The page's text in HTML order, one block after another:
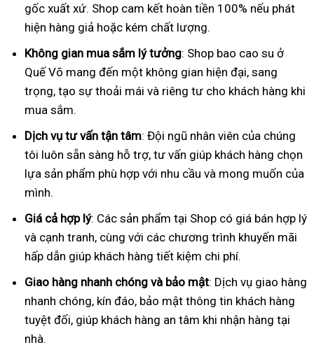
gốc xuất xứ. Shop cam kết hoàn tiền 100% nếu phát
hiện hàng giả hoặc kém chất lượng.
Không gian mua sắm lý tưởng: Shop bao cao su ở
Quế Võ mang đến một không gian hiện đại, sang
trọng, tạo sự thoải mái và riêng tư cho khách hàng khi
mua sắm.
Dịch vụ tư vấn tận tâm: Đội ngũ nhân viên của chúng
tôi luôn sẵn sàng hỗ trợ, tư vấn giúp khách hàng chọn
lựa sản phẩm phù hợp với nhu cầu và mong muốn của
mình.
Giá cả hợp lý: Các sản phẩm tại Shop có giá bán hợp lý
và cạnh tranh, cùng với các chương trình khuyến mãi
hấp dẫn giúp khách hàng tiết kiệm chi phí.
Giao hàng nhanh chóng và bảo mật: Dịch vụ giao hàng
nhanh chóng, kín đáo, bảo mật thông tin khách hàng
tuyệt đối, giúp khách hàng an tâm khi nhận hàng tại
nhà.